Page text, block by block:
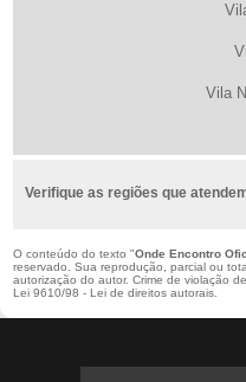
Vila
Verifique as regiões que
O conteúdo do texto "Onde Encontro
reservado. Sua reprodução, parcial ou
autorização do autor. Crime de violação
Lei 9610/98 - Lei de direitos autorais.